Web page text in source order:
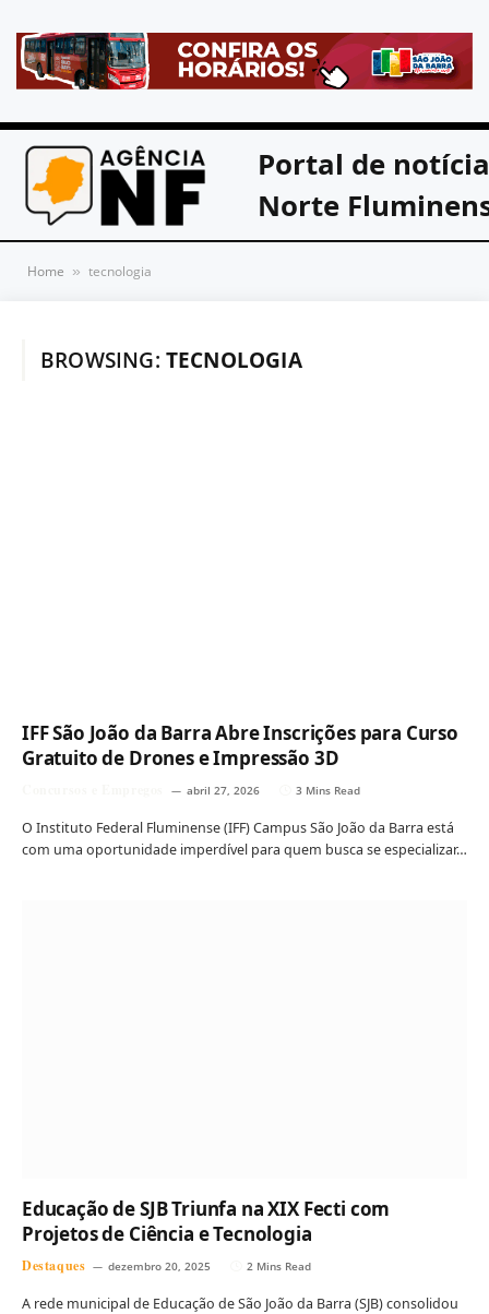
Portal de
Norte
Home » tecnologia
BROWSING: TECNOLOGIA
IFF São João da Barra Abre Inscrições para Curso
Gratuito de Drones e Impressão 3D
abril 27, 2026 3 Mins Read
O Instituto Federal Fluminense (IFF) Campus São João da Barra está
com uma oportunidade imperdível para quem busca se especializar…
Educação de SJB Triunfa na XIX Fecti com
Projetos de Ciência e Tecnologia
Destaques dezembro 20, 2025 2 Mins Read
A rede municipal de Educação de São João da Barra (SJB) consolidou